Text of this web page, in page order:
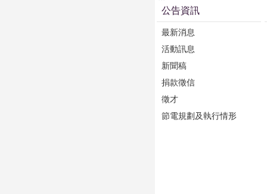
公告資訊
最新消息
活動訊息
新聞稿
捐款徵信
徵才
節電規劃及執行情形